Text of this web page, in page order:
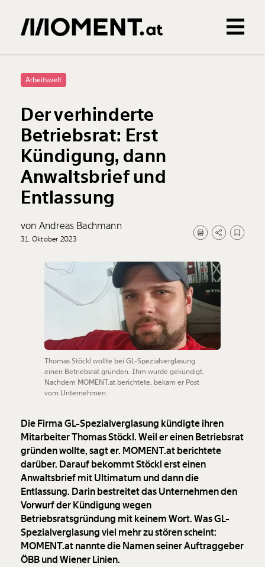
0Treffer
Arbeitswelt
Der verhinderte
Betriebsrat: Erst
Kündigung, dann
Anwaltsbrief und
Entlassung
von Andreas Bachmann
31. Oktober 2023
Thomas Stöckl wollte bei GL-Spezialverglasung
einen Betriebsrat gründen. Ihm wurde gekündigt.
Nachdem MOMENT.at berichtete, bekam er Post
vom Unternehmen.
Die Firma GL-Spezialverglasung kündigte ihren
Mitarbeiter Thomas Stöckl. Weil er einen Betriebsrat
gründen wollte, sagt er. MOMENT.at berichtete
darüber. Darauf bekommt Stöckl erst einen
Anwaltsbrief mit Ultimatum und dann die
Entlassung. Darin bestreitet das Unternehmen den
Vorwurf der Kündigung wegen
Betriebsratsgründung mit keinem Wort. Was GL-
Spezialverglasung viel mehr zu stören scheint:
MOMENT.at nannte die Namen seiner Auftraggeber
ÖBB und Wiener Linien.